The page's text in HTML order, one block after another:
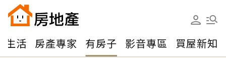
生活 房產專家 有房子 影音專區 買屋新知